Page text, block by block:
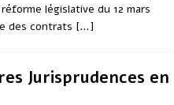
législative du 12 mars
des contrats […]
Jurisprudences en